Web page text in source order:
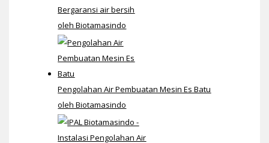
Bergaransi air bersih
oleh Biotamasindo
Pengolahan Air Pembuatan Mesin Es Batu
oleh Biotamasindo